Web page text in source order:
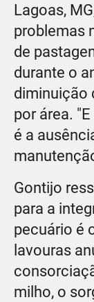
Lagoas,
problemas
de
durante o
diminuição
por área.
é a
Gontijo
para a
pecuário é
lavouras
milho, o